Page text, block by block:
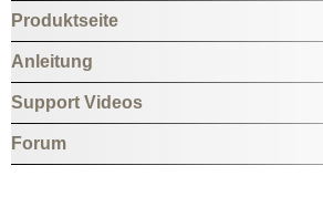
Produktseite
Anleitung
Support Videos
Forum